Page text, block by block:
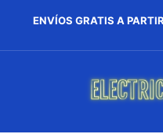
ENVÍOS GRATIS A